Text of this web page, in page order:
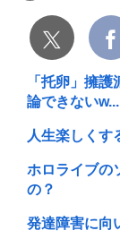
「托卵」擁
論できないw...
人生楽しくす
ホロライブの
の？
発達障害に向